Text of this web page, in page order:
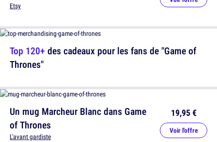
Top 120+ des cadeaux pour les fans de "Game of
Thrones"
Etsy
Un mug Marcheur Blanc dans Game
of Thrones
L'avant gardiste
19,95 €
Voir l'offre